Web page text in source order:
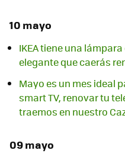
10 mayo
IKEA tiene una
elegante que caerás
Mayo es un mes ideal
smart TV, renovar tu
traemos en nuestro
09 mayo